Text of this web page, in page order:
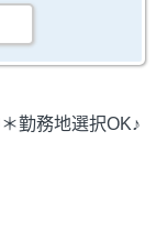
勤務地選択OK♪